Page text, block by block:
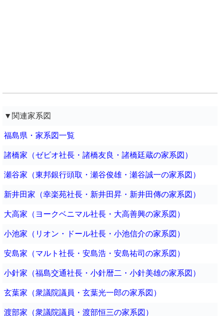
▼関連家系図
福島県・家系図一覧
諸橋家（ゼビオ社長・諸橋友良・諸橋廷蔵の家系図）
瀬谷家（東邦銀行頭取・瀬谷俊雄・瀬谷誠一の家系図）
新井田家（幸楽苑社長・新井田昇・新井田傳の家系図）
大高家（ヨークベニマル社長・大高善興の家系図）
小池家（リオン・ドール社長・小池信介の家系図）
安島家（マルト社長・安島浩・安島祐司の家系図）
小針家（福島交通社長・小針暦二・小針美雄の家系図）
玄葉家（衆議院議員・玄葉光一郎の家系図）
渡部家（衆議院議員・渡部恒三の家系図）